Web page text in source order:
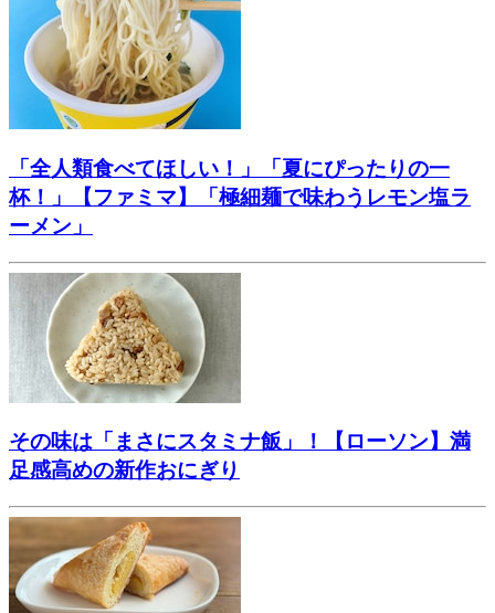
「全人類食べてほしい！」「夏にぴったりの一
杯！」【ファミマ】「極細麺で味わうレモン塩ラ
ーメン」
その味は「まさにスタミナ飯」！【ローソン】満
足感高めの新作おにぎり